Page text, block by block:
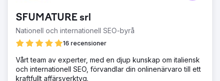
SFUMATURE srl
Nationell och internationell SEO-byrå
16 recensioner
Vårt team av experter, med en djup kunskap om italiensk
och internationell SEO, förvandlar din onlinenärvaro till ett
kraftfullt affärsverktyg.